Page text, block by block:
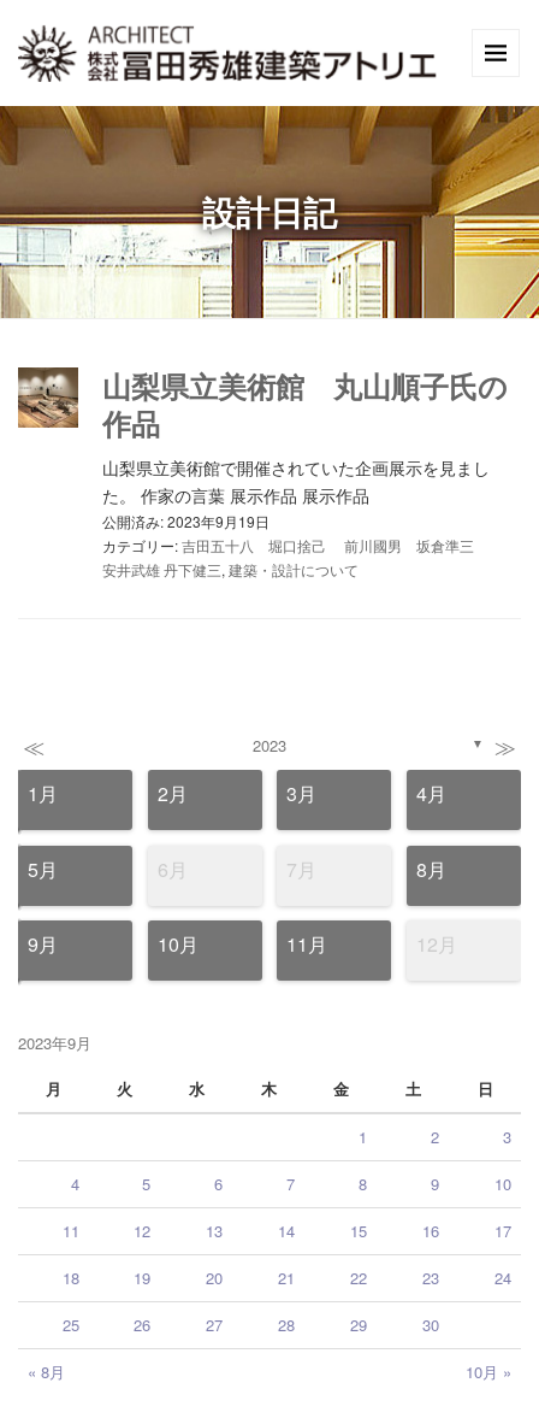
設計日記
山梨県立美術館 丸山順子氏の
作品
山梨県立美術館で開催されていた企画展示を見まし
た。 作家の言葉 展示作品 展示作品
公開済み: 2023年9月19日
カテゴリー:吉田五十八 堀口捨己 前川國男 坂倉準三
安井武雄 丹下健三, 建築・設計について
≪ 2023 ▼ ≫
1月 2月 3月 4月
5月 6月 7月 8月
9月 10月 11月 12月
2023年9月
月
火 水 木 金 土 日
« 8月 10月 »
1 2 3
4 5 6 7 8 9 10
11 12 13 14 15 16 17
18 19 20 21 22 23 24
25 26 27 28 29 30